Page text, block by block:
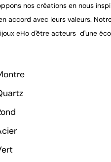
nos créations en nous
accord avec leurs valeurs.
eHo d'être acteurs d'une